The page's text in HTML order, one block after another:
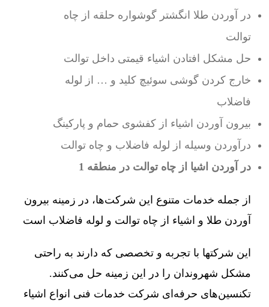
در آوردن طلا انگشتر گوشواره حلقه از چاه
توالت
حل مشکل افتادن اشیاء قیمتی داخل توالت
خارج کردن گوشی سوئیچ کلید و … از لوله
فاضلاب
بیرون آوردن اشیاء از کفشوی حمام و پارکینگ
درآوردن وسیله از لوله فاضلاب و چاه توالت
در آوردن اشیا از چاه توالت در منطقه 1
از جمله خدمات متنوع این شرکت‌ها، در زمینه بیرون
آوردن طلا و اشیاء از چاه توالت و لوله فاضلاب است
این شرکتها با تجربه و تخصصی که دارند به راحتی
مشکل شهروندان را در این زمینه حل می‌کنند.
تکنسین‌های حرفه‌ای شرکت خدمات فنی انواع اشیاء